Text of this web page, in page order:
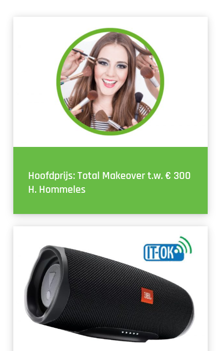
Hoofdprijs: Total Makeover t.w. € 300
H. Hommeles